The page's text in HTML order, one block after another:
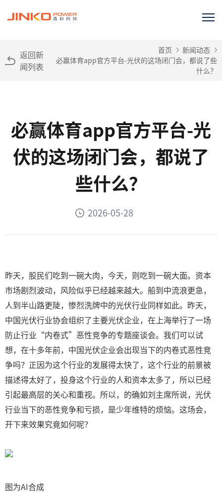
返回新
闻列表
首页
新闻动态
必赢体育app官方平台-光伏的这场闭门会，都说了些
什么？
必赢体育app官方平台-光
伏的这场闭门会，都说了
些什么？
2026-05-28
昨天，股民们吃到一碗大肉，今天，则吃到一碗大面。资本
市场剧烈波动，风险似乎已经越来越大。船到中流浪更急，
人到半山路更陡，惨烈洗牌中的光伏行业同样如此。昨天，
中国光伏行业协会组织了主要光伏企业，在上海举行了一场
防止行业“内卷式”恶性竞争的专题座谈会。我们可以试
想，在十多年前，中国光伏企业会出现当下的内卷式恶性竞
争吗？正因为这个行业的发展得太快了，这个行业的前景被
描述得太好了，投身这个行业的人和资本太多了，所以已经
引起最高层的关心和重视。所以，的确如刘主席所说，光伏
行业当下的恶性竞争和亏损，是少年维特的烦恼。这场会，
开下来效果究竟如何呢？
图为AI合成